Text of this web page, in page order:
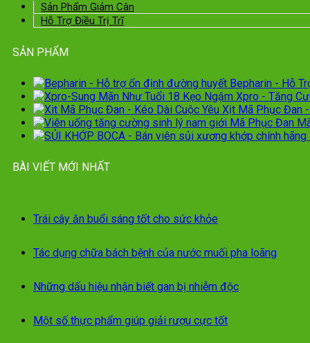
Sản Phẩm Giảm Cân
Hỗ Trợ Điều Trị Trĩ
SẢN PHẨM
Bepharin - Hỗ
Kẹo Ngậm Xpro - Tăng
Xịt Mã Phục Đan
BÀI VIẾT MỚI NHẤT
Trái cây ăn buổi sáng tốt cho sức khỏe
Tác dụng chữa bách bệnh của nước muối pha loãng
Những dấu hiệu nhận biết gan bị nhiễm độc
Một số thực phẩm giúp giải rượu cực tốt